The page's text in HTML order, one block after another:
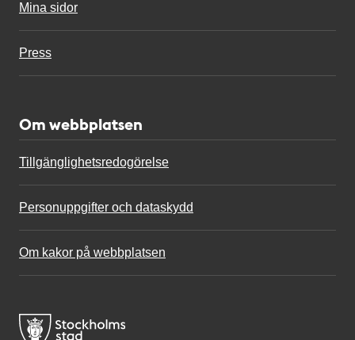
Mina sidor
Press
Om webbplatsen
Tillgänglighetsredogörelse
Personuppgifter och dataskydd
Om kakor på webbplatsen